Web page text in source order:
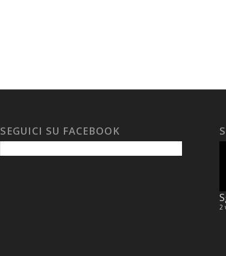
SEGUICI SU FACEBOOK
2